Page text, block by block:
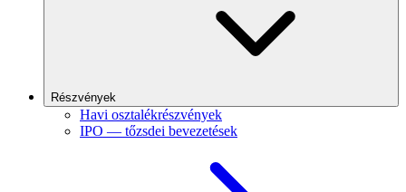
Részvények
Havi osztalékrészvények
IPO — tőzsdei bevezetések